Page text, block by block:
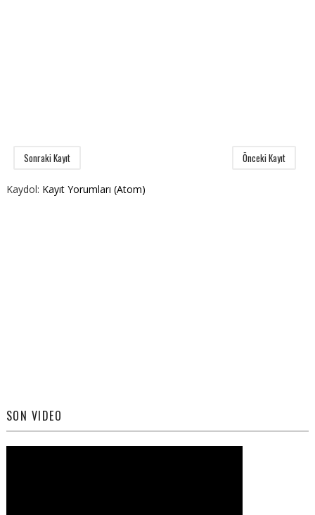
Sonraki Kayıt Önceki Kayıt
Kaydol: Kayıt Yorumları (Atom)
SON VIDEO